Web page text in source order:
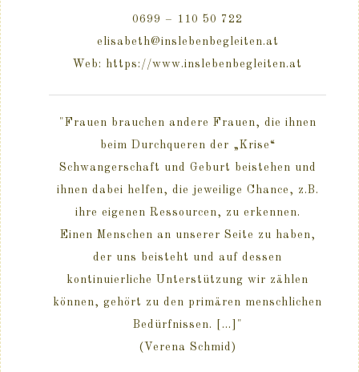
0699 – 110 50 722
elisabeth@inslebenbegleiten.at
Web: https://www.inslebenbegleiten.at
"Frauen brauchen andere Frauen, die ihnen
beim Durchqueren der „Krise“
Schwangerschaft und Geburt beistehen und
ihnen dabei helfen, die jeweilige Chance, z.B.
ihre eigenen Ressourcen, zu erkennen.
Einen Menschen an unserer Seite zu haben,
der uns beisteht und auf dessen
kontinuierliche Unterstützung wir zählen
können, gehört zu den primären menschlichen
Bedürfnissen. [...]"
(Verena Schmid)